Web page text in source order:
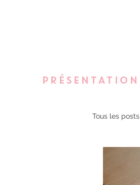
PRÉSENTATION
Tous les posts